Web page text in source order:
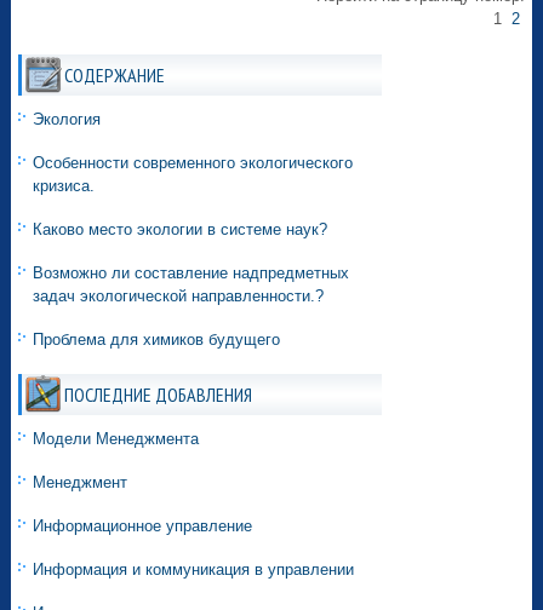
1 2
СОДЕРЖАНИЕ
Экология
Особенности современного экологического
кризиса.
Каково место экологии в системе наук?
Возможно ли составление надпредметных
задач экологической направленности.?
Проблема для химиков будущего
ПОСЛЕДНИЕ ДОБАВЛЕНИЯ
Модели Менеджмента
Менеджмент
Информационное управление
Информация и коммуникация в управлении